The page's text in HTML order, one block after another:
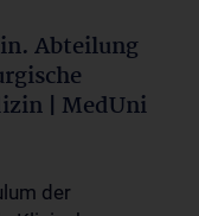
Abteilung
| MedUni
der